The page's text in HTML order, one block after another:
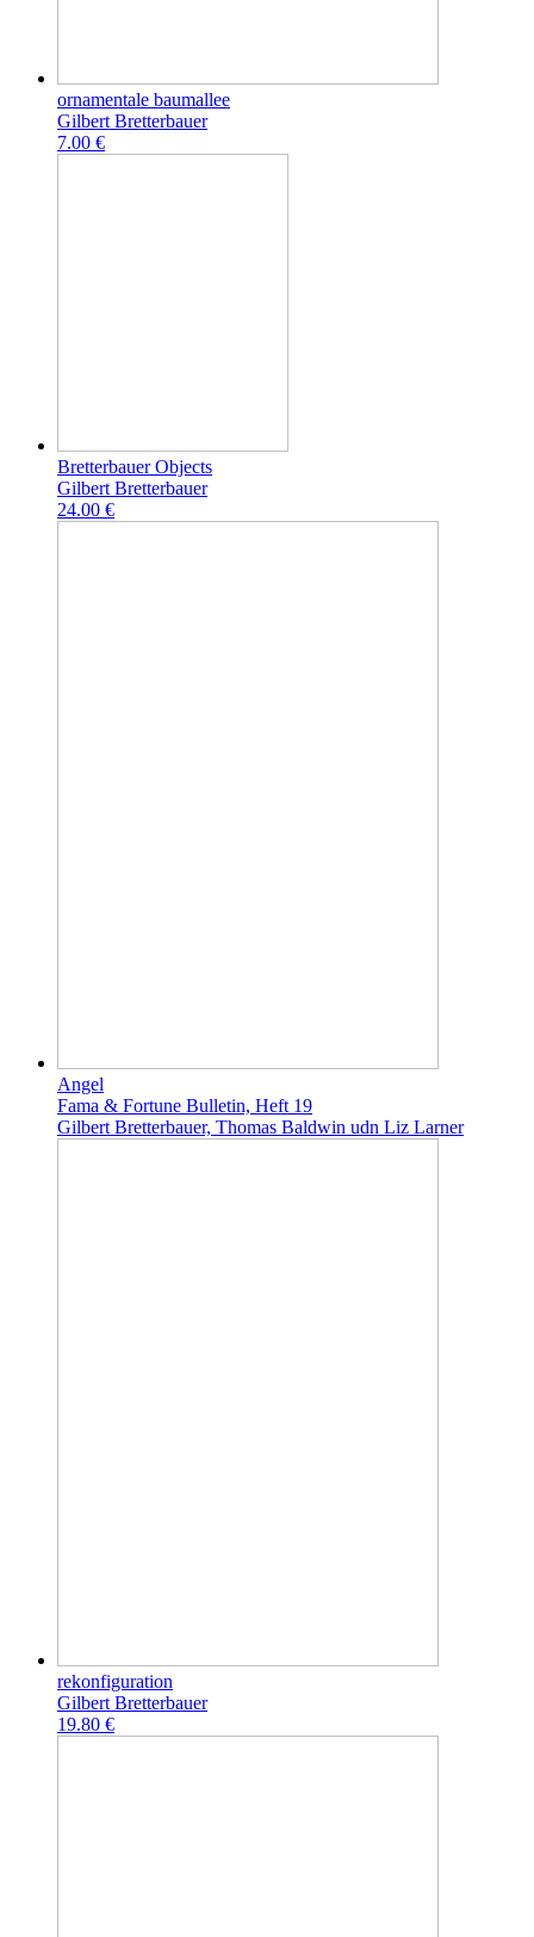
ornamentale baumallee
Gilbert Bretterbauer
7.00 €
Bretterbauer Objects
Gilbert Bretterbauer
24.00 €
Angel
Fama & Fortune Bulletin, Heft 19
Gilbert Bretterbauer, Thomas Baldwin udn Liz Larner
rekonfiguration
Gilbert Bretterbauer
19.80 €